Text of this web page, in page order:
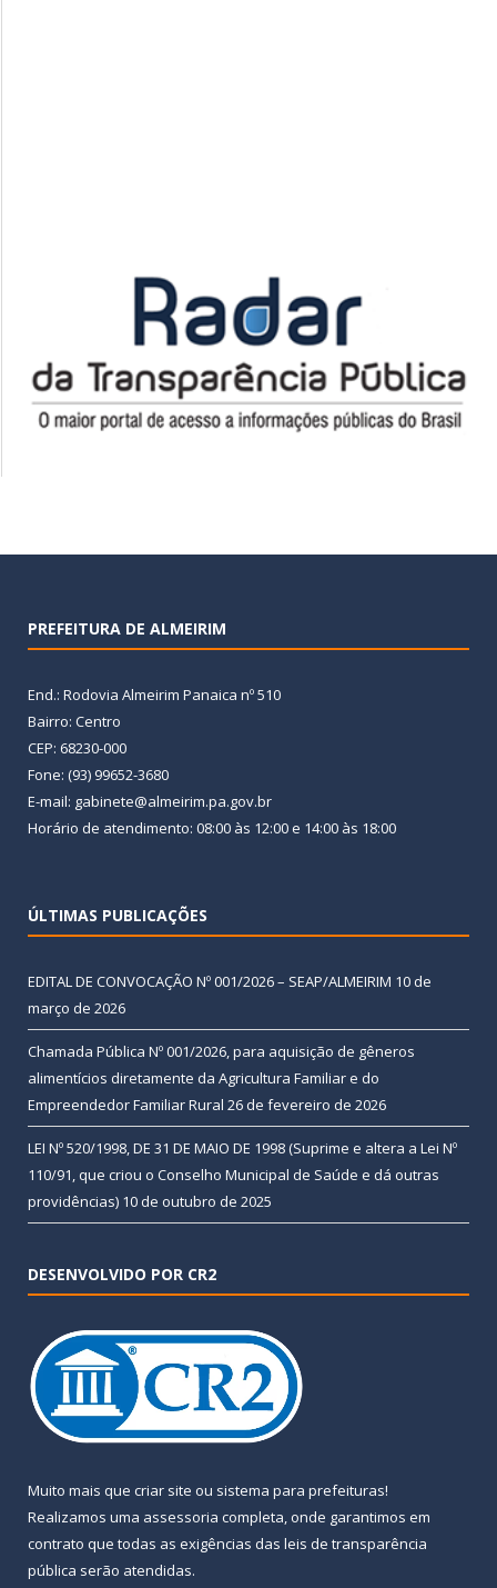
PREFEITURA DE ALMEIRIM
End.: Rodovia Almeirim Panaica nº 510
Bairro: Centro
CEP: 68230-000
Fone: (93) 99652-3680
E-mail: gabinete@almeirim.pa.gov.br
Horário de atendimento: 08:00 às 12:00 e 14:00 às 18:00
ÚLTIMAS PUBLICAÇÕES
EDITAL DE CONVOCAÇÃO Nº 001/2026 – SEAP/ALMEIRIM 10 de
março de 2026
Chamada Pública Nº 001/2026, para aquisição de gêneros
alimentícios diretamente da Agricultura Familiar e do
Empreendedor Familiar Rural 26 de fevereiro de 2026
LEI Nº 520/1998, DE 31 DE MAIO DE 1998 (Suprime e altera a Lei Nº
110/91, que criou o Conselho Municipal de Saúde e dá outras
providências) 10 de outubro de 2025
DESENVOLVIDO POR CR2
Muito mais que criar site ou sistema para prefeituras!
Realizamos uma assessoria completa, onde garantimos em
contrato que todas as exigências das leis de transparência
pública serão atendidas.